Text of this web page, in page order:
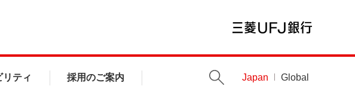
リティ 採用のご案内 Japan Global